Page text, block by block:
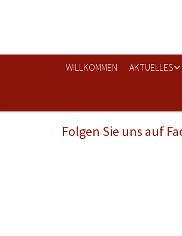
WILLKOMMEN AKTUELLES
Folgen Sie uns auf